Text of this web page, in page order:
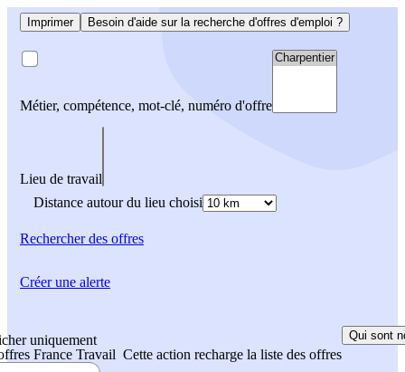
Imprimer Besoin d'aide sur la recherche d'offres d'emploi ?
Métier, compétence, mot-clé, numéro d'offre
Lieu de travail
Distance autour du lieu choisi
Rechercherdes offres
uniquement
France Travail Cette action recharge la liste des offres
Qui sont
Créer une alerte